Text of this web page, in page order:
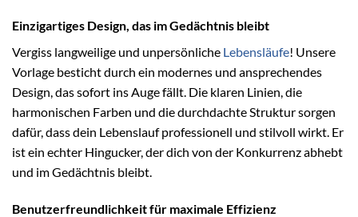
Einzigartiges Design, das im Gedächtnis bleibt
Vergiss langweilige und unpersönliche Lebensläufe! Unsere
Vorlage besticht durch ein modernes und ansprechendes
Design, das sofort ins Auge fällt. Die klaren Linien, die
harmonischen Farben und die durchdachte Struktur sorgen
dafür, dass dein Lebenslauf professionell und stilvoll wirkt. Er
ist ein echter Hingucker, der dich von der Konkurrenz abhebt
und im Gedächtnis bleibt.
Benutzerfreundlichkeit für maximale Effizienz